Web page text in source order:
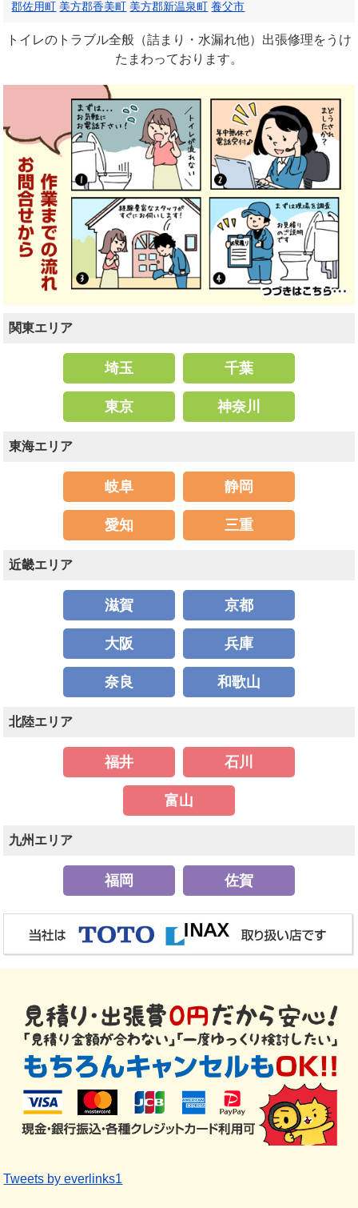
郡佐用町 美方郡香美町 美方郡新温泉町 養父市
トイレのトラブル全般（詰まり・水漏れ他）出張修理をうけ
たまわっております。
関東エリア
埼玉 千葉
東京 神奈川
東海エリア
岐阜 静岡
愛知 三重
近畿エリア
滋賀 京都
大阪 兵庫
奈良 和歌山
北陸エリア
福井 石川
富山
九州エリア
福岡 佐賀
Tweets by everlinks1